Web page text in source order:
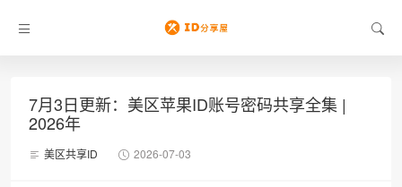
7月3日更新：美区苹果ID账号密码共享全集 |
2026年
美区共享ID 2026-07-03